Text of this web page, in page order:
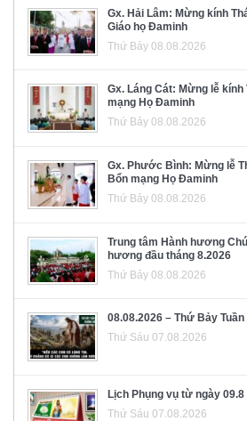
Gx. Hải Lâm: Mừng kính
Giáo họ Đaminh
Thứ Bảy 08.08.2026
Gx. Láng Cát: Mừng lễ
mạng Họ Đaminh
Thứ Bảy 08.08.2026
Gx. Phước Bình: Mừng lễ
Bổn mạng Họ Đaminh
Thứ Bảy 08.08.2026
Trung tâm Hành hương
hương đầu tháng 8.2026
Thứ Bảy 08.08.2026
08.08.2026 – Thứ Bảy
Thứ Sáu 07.08.2026
Lịch Phụng vụ từ ngày 09.8
Thứ Sáu 07.08.2026